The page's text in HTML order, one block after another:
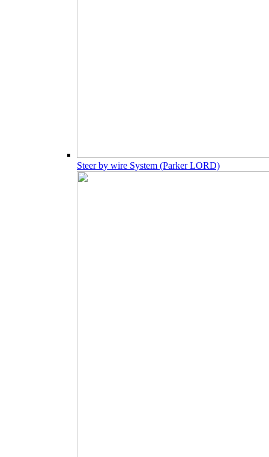
Steer by wire System (Parker LORD)